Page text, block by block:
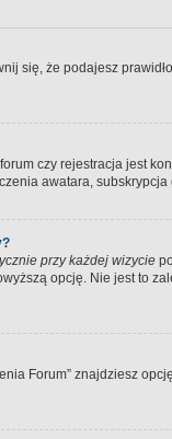
się, że podajesz
czy rejestracja jest
awatara,
przy każdej wizycie
opcję. Nie jest to
Forum” znajdziesz